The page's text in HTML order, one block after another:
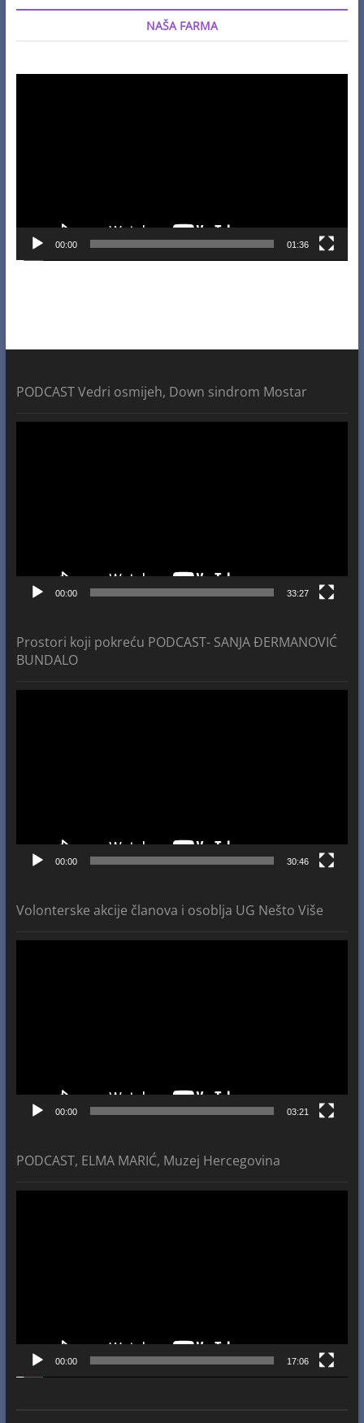
NAŠA FARMA
00:00 01:36
PODCAST Vedri osmijeh, Down sindrom Mostar
00:00 33:27
Prostori koji pokreću PODCAST- SANJA ĐERMANOVIĆ
BUNDALO
00:00 30:46
Volonterske akcije članova i osoblja UG Nešto Više
00:00 03:21
PODCAST, ELMA MARIĆ, Muzej Hercegovina
00:00 17:06